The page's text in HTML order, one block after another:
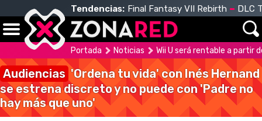
Tendencias: Final Fantasy VII Rebirth DLC
Portada Noticias Wii U será rentable a partir
Audiencias 'Ordena tu vida' con Inés Hernand
se estrena discreto y no puede con 'Padre no
hay más que uno'